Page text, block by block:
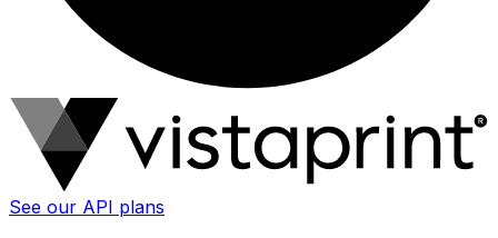
See our API plans